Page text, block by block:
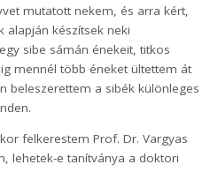
mutatott nekem, és arra kért,
alapján készítsek neki
sibe sámán énekeit, titkos
mennél több éneket ültettem át
beleszerettem a sibék különleges
felkerestem Prof. Dr. Vargyas
lehetek-e tanítványa a doktori